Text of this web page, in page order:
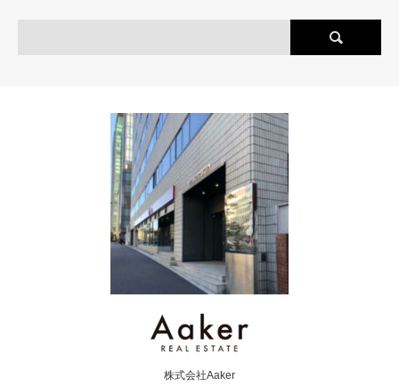
株式会社Aaker